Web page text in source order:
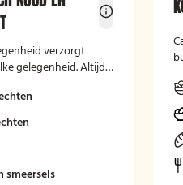
verzorgt
gelegenheid. Altijd
smeersels